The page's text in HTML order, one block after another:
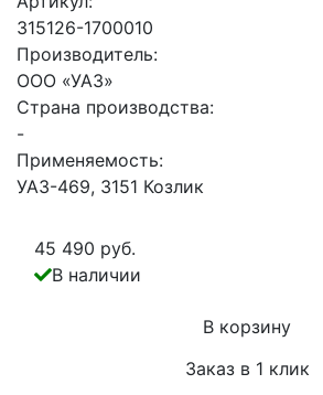
315126-1700010
Производитель:
ООО «УАЗ»
Страна производства:
-
Применяемость:
УАЗ-469, 3151 Козлик
45 490 руб.
В наличии
В корзину
Заказ в 1 клик